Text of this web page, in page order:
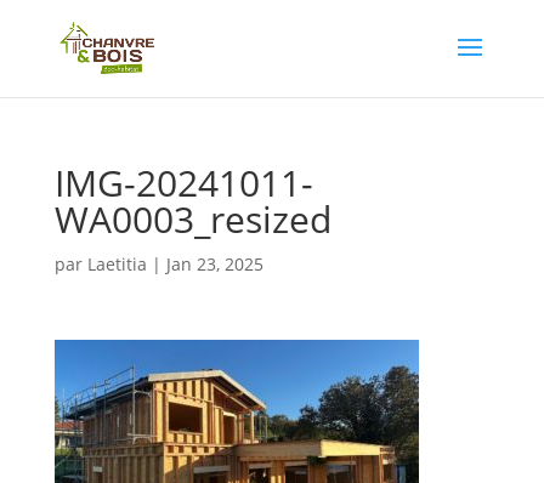
IMG-20241011-
WA0003_resized
par Laetitia | Jan 23, 2025